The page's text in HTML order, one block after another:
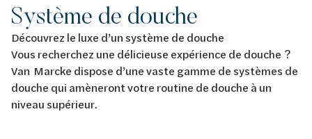
Système de douche
Découvrez le luxe d’un système de douche
Vous recherchez une délicieuse expérience de douche ?
Van Marcke dispose d’une vaste gamme de systèmes de
douche qui amèneront votre routine de douche à un
niveau supérieur.